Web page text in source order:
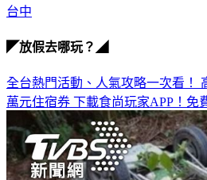
台中
◤放假去哪玩？◢
全台熱門活動、人氣攻略一次看！
萬元住宿券 下載食尚玩家APP！免